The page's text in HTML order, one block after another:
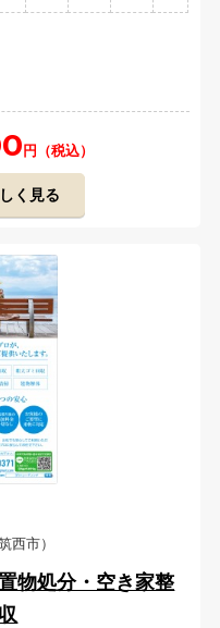
円（税込）
く見る
西市）
物処分・空き家整